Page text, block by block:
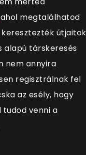
megtalálhatod
útjaitok
alapú társkeresés
nem annyira
regisztrálnak fel
az esély, hogy
venni a